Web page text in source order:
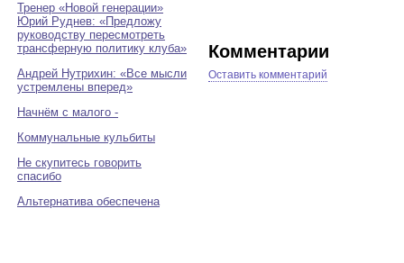
Тренер «Новой генерации»
Юрий Руднев: «Предложу
руководству пересмотреть
трансферную политику клуба»
Андрей Нутрихин: «Все мысли
устремлены вперед»
Начнём с малого -
Коммунальные кульбиты
Не скупитесь говорить
спасибо
Альтернатива обеспечена
Комментарии
Оставить комментарий